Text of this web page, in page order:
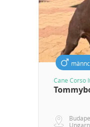
Cane Corso
Ungarn